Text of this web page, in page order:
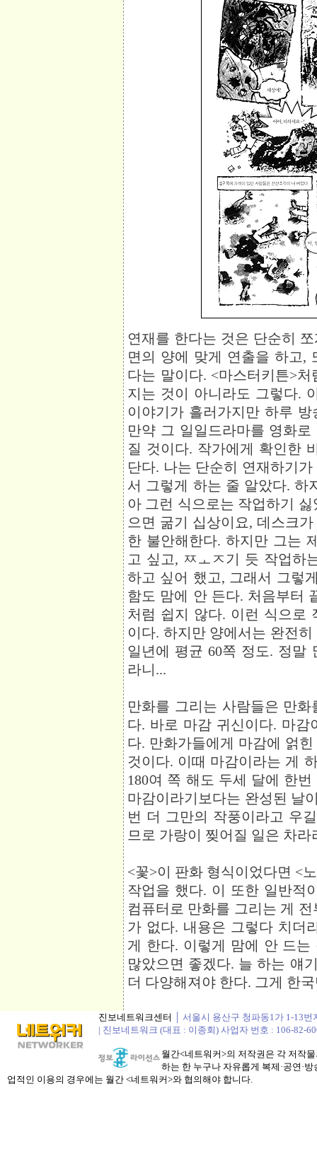
연재를 한다는 것은 단순히
면의 양에 맞게 연출을 하고,
다는 말이다. <마스터키튼>
지는 것이 아니라도 그렇다.
이야기가 흘러가지만 하루
만약 그 일일드라마를 영화
질 것이다. 작가에게 확인한
단다. 나는 단순히 연재하기
서 그렇게 하는 줄 알았다. 하
아 그런 식으로는 작업하기
으면 굶기 십상이요, 데스크
한 불안해한다. 하지만 그는
고 싶고, ㅤㅉㅗㅈ기 듯 작업
하고 싶어 했고, 그래서 그렇
함도 맘에 안 든다. 처음부터
처럼 쉽지 않다. 이런 식으로
이다. 하지만 양에서는 완전
일년에 평균 60쪽 정도. 정말
라니...
만화를 그리는 사람들은 만
다. 바로 마감 귀신이다. 마
다. 만화가들에게 마감에 얽
것이다. 이때 마감이라는 게
180여 쪽 해도 두세 달에 한
마감이라기보다는 완성된 날
번 더 그만의 작풍이라고 우
므로 가랑이 찢어질 일은 차
<꽃>이 판화 형식이었다면 <
작업을 했다. 이 또한 일반적
컴퓨터로 만화를 그리는 게
가 없다. 내용은 그렇다 치더
게 한다. 이렇게 맘에 안 드
많았으면 좋겠다. 늘 하는 얘
더 다양해져야 한다. 그게 한
진보네트워크센터
│ 서울시 용산구 청파동1가 1-13
| 진보네트워크 (대표 : 이종회) 사업자 번호 : 106-82-
월간<네트워커>의 저작권은 각 저작
하는 한 누구나 자유롭게 복제·공연·
업적인 이용의 경우에는 월간 <네트워커>와 협의해야 합니다.